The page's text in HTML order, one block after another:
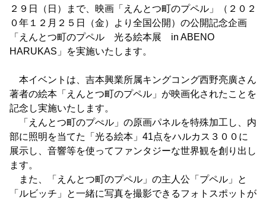
２９日（日）まで、映画「えんとつ町のプペル」（２０２
０年１２月２５日（金）より全国公開）の公開記念企画
「えんとつ町のプペル 光る絵本展 in ABENO
HARUKAS」を実施いたします。
本イベントは、吉本興業所属キングコング西野亮廣さん
著者の絵本「えんとつ町のプペル」が映画化されたことを
記念し実施いたします。
「えんとつ町のプぺル」の原画パネルを特殊加工し、内
部に照明を当てた「光る絵本」41点をハルカス３００に
展示し、音響等を使ってファンタジーな世界観を創り出し
ます。
また、「えんとつ町のプペル」の主人公「プペル」と
「ルビッチ」と一緒に写真を撮影できるフォトスポットが